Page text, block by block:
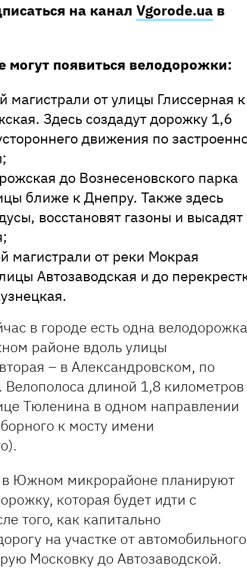
на канал Vgorode.ua в
могут появиться велодорожки:
магистрали от улицы Глиссерная к
Здесь создадут дорожку 1,6
движения по
до Вознесеновского парка
ближе к Днепру. Также здесь
восстановят газоны и высадят
магистрали от реки Мокрая
Автозаводская и до
в городе есть одна велодорожка
районе вдоль улицы
– в Александровском, по
длиной 1,8 километров
Тюленина в одном направлении
к мосту имени
Южном микрорайоне планируют
которая будет идти с
того, как капитально
на участке от автомобильного
Московку до Автозаводской.